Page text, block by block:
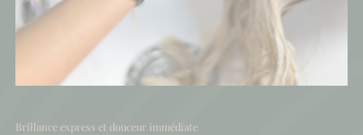
Brillance express et douceur immédiate